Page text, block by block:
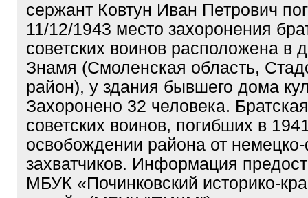
сержант Ковтун Иван Петрович
11/12/1943 место захоронения
советских воинов расположена в
Знамя (Смоленская область,
район), у здания бывшего дома
Захоронено 32 человека.
советских воинов, погибших в
освобождении района от
захватчиков. Информация
МБУК «Починковский историко-